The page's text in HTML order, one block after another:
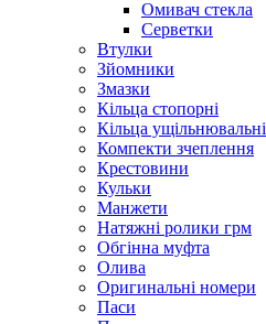
Омивач стекла
Серветки
Втулки
Зйомники
Змазки
Кільца стопорні
Кільца ущільнювальні
Компекти зчеплення
Крестовини
Кульки
Манжети
Натяжні ролики грм
Обгінна муфта
Олива
Оригинальні номери
Паси